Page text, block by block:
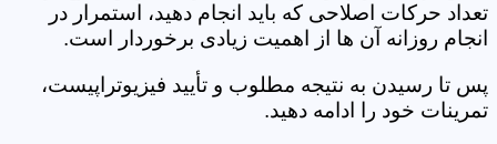
تعداد حرکات اصلاحی که باید انجام دهید، استمرار در
انجام روزانه آن ها از اهمیت زیادی برخوردار است.
پس تا رسیدن به نتیجه مطلوب و تأیید فیزیوتراپیست،
تمرینات خود را ادامه دهید.